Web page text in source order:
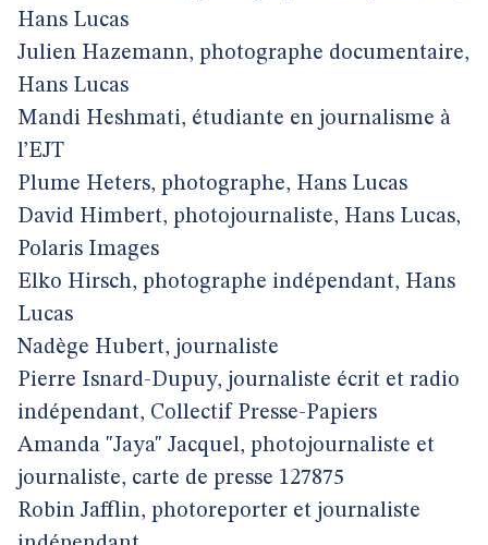
Hans Lucas
Julien Hazemann, photographe documentaire,
Hans Lucas
Mandi Heshmati, étudiante en journalisme à
l’EJT
Plume Heters, photographe, Hans Lucas
David Himbert, photojournaliste, Hans Lucas,
Polaris Images
Elko Hirsch, photographe indépendant, Hans
Lucas
Nadège Hubert, journaliste
Pierre Isnard-Dupuy, journaliste écrit et radio
indépendant, Collectif Presse-Papiers
Amanda "Jaya" Jacquel, photojournaliste et
journaliste, carte de presse 127875
Robin Jafflin, photoreporter et journaliste